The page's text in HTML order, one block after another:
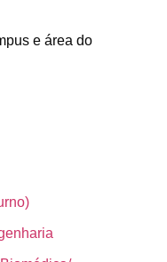
e área do